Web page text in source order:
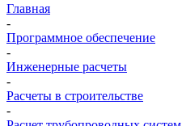
Главная
-
Программное обеспечение
-
Инженерные расчеты
-
Расчеты в строительстве
-